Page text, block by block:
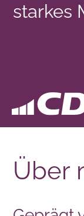
starkes
Über